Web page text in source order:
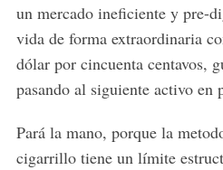
un mercado ineficiente y pre-
vida de forma extraordinaria
dólar por cincuenta centavos,
pasando al siguiente activo en
Pará la mano, porque la
cigarrillo tiene un límite